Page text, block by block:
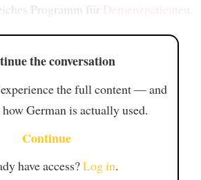
Programm für Demenzpatienten
the conversation
the full content — and
German is actually used.
Continue
have access?Log in.